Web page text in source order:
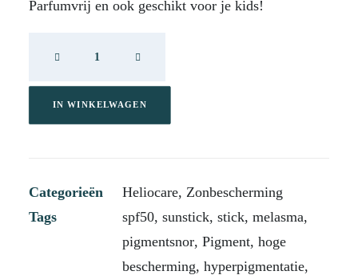
Parfumvrij en ook geschikt voor je kids!
Pediatrics
SPF50IN WINKELWAGEN
Categorieën Heliocare, Zonbescherming
Tags
spf50, sunstick, stick, melasma,
pigmentsnor, Pigment, hoge
bescherming, hyperpigmentatie,